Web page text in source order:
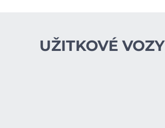
UŽITKOVÉ VOZY